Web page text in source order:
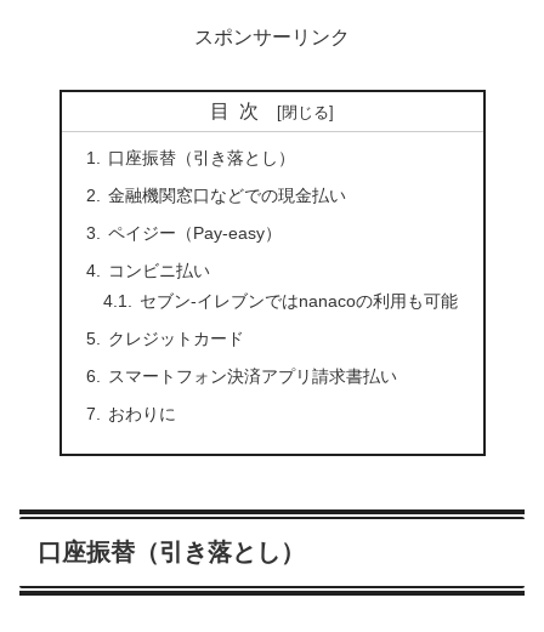
スポンサーリンク
目次
口座振替（引き落とし）
金融機関窓口などでの現金払い
ペイジー（Pay-easy）
コンビニ払い
セブン-イレブンではnanacoの利用も可能
クレジットカード
スマートフォン決済アプリ請求書払い
おわりに
口座振替（引き落とし）